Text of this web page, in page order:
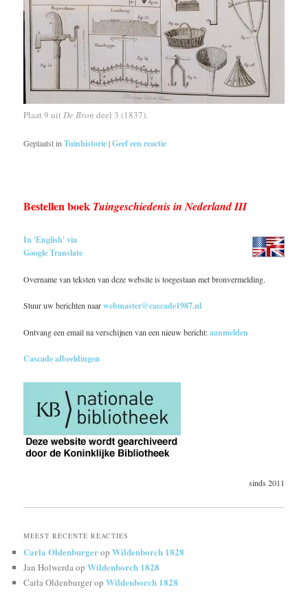
Plaat 9 uitDe Bron deel 3 (1837).
Geplaatst inTuinhistorie|Geef een reactie
Bestellen boek Tuingeschiedenis in Nederland III
In 'English' via
Google Translate
Overname van teksten van deze website is toegestaan met bronvermelding.
Stuur uw berichten naarwebmaster@cascade1987.nl
Ontvang een email na verschijnen van een nieuw bericht:aanmelden
Cascade afbeeldingen
sinds 2011
MEEST RECENTE REACTIES
Carla OldenburgeropWildenborch 1828
Jan HolwerdaopWildenborch 1828
Carla OldenburgeropWildenborch 1828